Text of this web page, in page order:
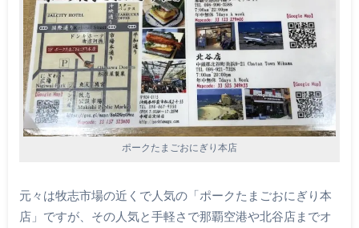
ポークたまごおにぎり本店
元々は牧志市場の近くで人気の「ポークたまごおにぎり本
店」ですが、その人気と手軽さで那覇空港や北谷店までオ